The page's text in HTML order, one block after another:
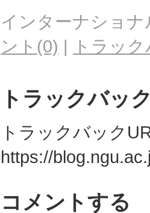
インターナショ
ント(0) | トラッ
トラックバッ
トラックバック
https://
コメントする